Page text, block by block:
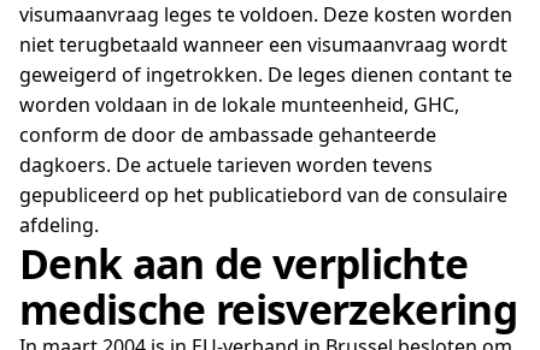
visumaanvraag leges te voldoen. Deze kosten worden
niet terugbetaald wanneer een visumaanvraag wordt
geweigerd of ingetrokken. De leges dienen contant te
worden voldaan in de lokale munteenheid, GHC,
conform de door de ambassade gehanteerde
dagkoers. De actuele tarieven worden tevens
gepubliceerd op het publicatiebord van de consulaire
afdeling.
Denk aan de verplichte
medische reisverzekering